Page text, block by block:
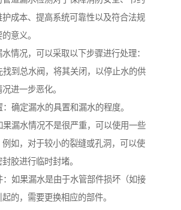
成本、提高系统可靠性以及符合法规
意义。
情况，可以采取以下步骤进行处理：
找到总水阀，将其关闭，以停止水的供
进一步恶化。
确定漏水的具置和漏水的程度。
果漏水情况不是很严重，可以使用一些
例如，对于较小的裂缝或孔洞，可以使
胶进行临时封堵。
：如果漏水是由于水管部件损坏（如接
的，需要更换相应的部件。